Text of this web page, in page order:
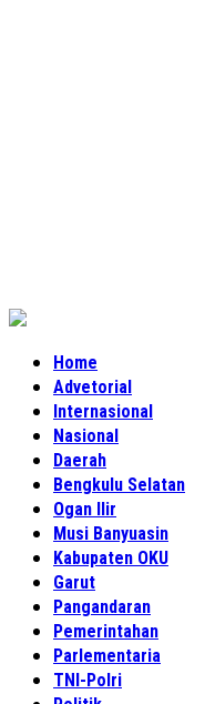
Home
Advetorial
Internasional
Nasional
Daerah
Bengkulu Selatan
Ogan Ilir
Musi Banyuasin
Kabupaten OKU
Garut
Pangandaran
Pemerintahan
Parlementaria
TNI-Polri